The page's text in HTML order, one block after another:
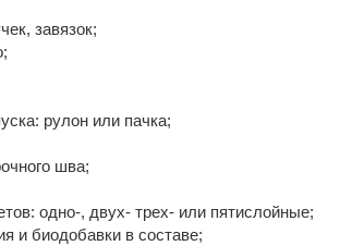
завязок;
рулон или пачка;
шва;
одно-, двух- трех- или пятислойные;
и биодобавки в составе;